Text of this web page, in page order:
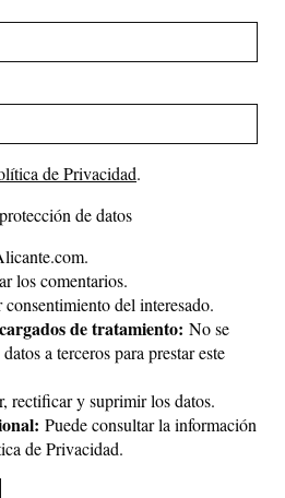
de Privacidad.
de datos
los comentarios.
consentimiento del interesado.
de tratamiento: No se
a terceros para prestar este
rectificar y suprimir los datos.
Puede consultar la información
de Privacidad.